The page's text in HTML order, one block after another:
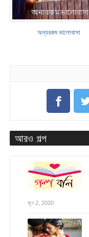
অন্যরকম ভালোবাসা
আরও গল্প
জুন 2, 2020